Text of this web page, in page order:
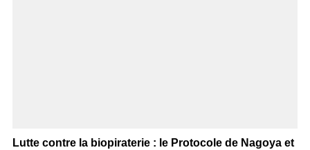
Lutte contre la biopiraterie : le Protocole de Nagoya et